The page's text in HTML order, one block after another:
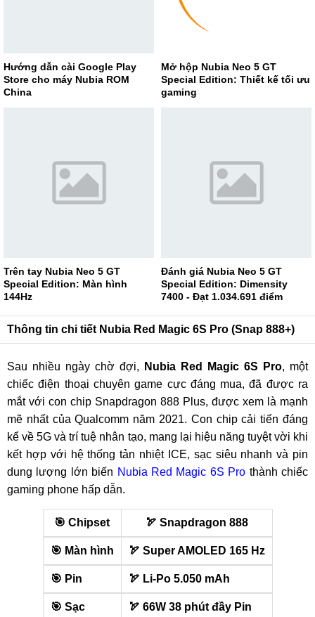
Hướng dẫn cài Google Play
Store cho máy Nubia ROM
China
Mở hộp Nubia Neo 5 GT
Special Edition: Thiết kế tối ưu
gaming
Trên tay Nubia Neo 5 GT
Special Edition: Màn hình
144Hz
Đánh giá Nubia Neo 5 GT
Special Edition: Dimensity
7400 - Đạt 1.034.691 điểm
Thông tin chi tiết Nubia Red Magic 6S Pro (Snap 888+)
Sau nhiều ngày chờ đợi, Nubia Red Magic 6S Pro, một
chiếc điện thoại chuyên game cực đáng mua, đã được ra
mắt với con chip Snapdragon 888 Plus, được xem là mạnh
mẽ nhất của Qualcomm năm 2021. Con chip cải tiến đáng
kể về 5G và trí tuệ nhân tạo, mang lại hiệu năng tuyệt vời khi
kết hợp với hệ thống tản nhiệt ICE, sạc siêu nhanh và pin
dung lượng lớn biến Nubia Red Magic 6S Pro thành chiếc
gaming phone hấp dẫn.
️🎯 Chipset ️🏹 Snapdragon 888
️🎯 Màn hình ️🏹 Super AMOLED 165 Hz
️🎯 Pin ️🏹 Li-Po 5.050 mAh
️🎯 Sạc ️🏹 66W 38 phút đầy Pin